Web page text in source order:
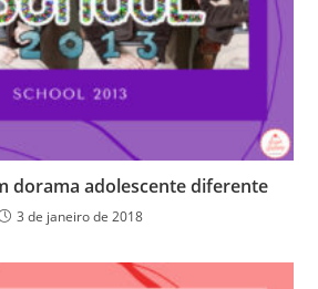
dorama adolescente diferente
3 de janeiro de 2018